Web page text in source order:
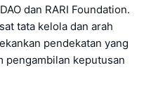
dan RARI Foundation.
tata kelola dan arah
pendekatan yang
pengambilan keputusan